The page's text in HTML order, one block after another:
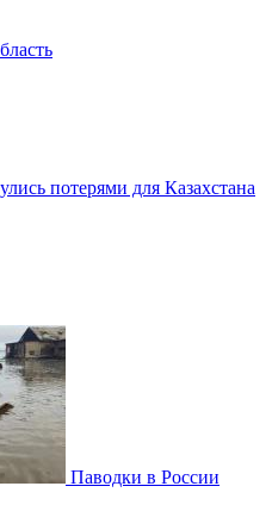
потерями для Казахстана
Паводки в России